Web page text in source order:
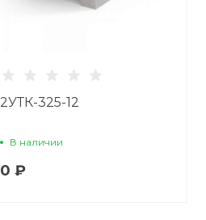
2УТК-325-12
В наличии
0 ₽